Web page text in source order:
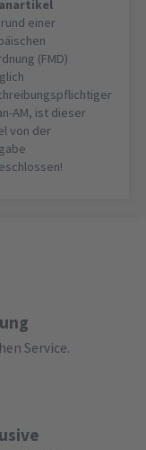
einer
(FMD)
AM, ist dieser
von der
Service.